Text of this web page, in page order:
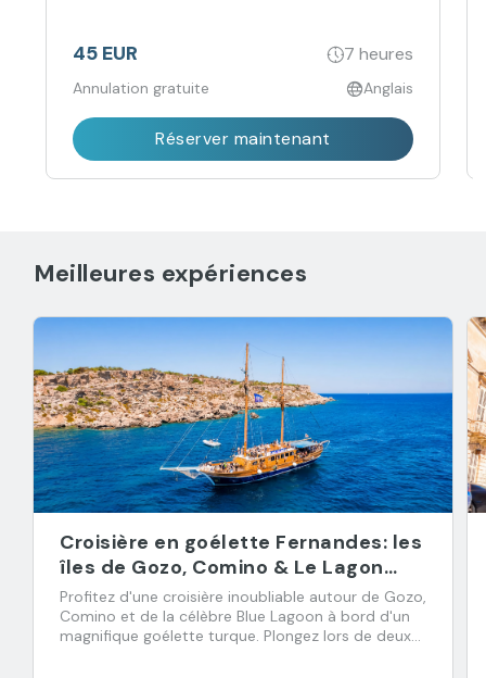
45 EUR 7 heures
Annulation gratuite Anglais
Réserver maintenant
Meilleures expériences
Croisière en goélette Fernandes: les
îles de Gozo, Comino & Le Lagon
Bleu
Profitez d'une croisière inoubliable autour de Gozo,
Comino et de la célèbre Blue Lagoon à bord d'un
magnifique goélette turque. Plongez lors de deux